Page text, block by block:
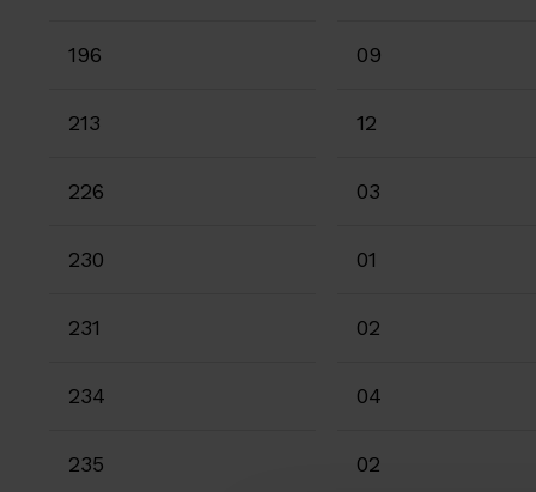
196 09
213 12
226 03
230 01
231 02
234 04
235 02